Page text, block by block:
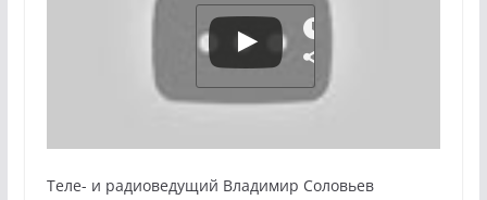
Теле- и радиоведущий Владимир Соловьев